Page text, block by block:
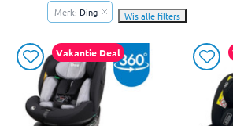
Merk: Ding Wis alle filters
Vakantie Deal